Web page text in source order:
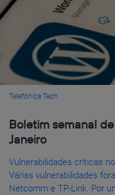
Telefónica Tech
Boletim semanal
Janeiro
Vulnerabilidades críticas
Várias vulnerabilidades
Netcomm e TP-Link. Por